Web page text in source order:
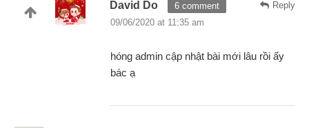
Reply
David Do
6 comment
09/06/2020 at 11:35 am
hóng admin cập nhật bài mới lâu rồi ấy
bác ạ